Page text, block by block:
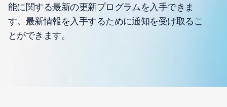
能に関する最新の更新プログラムを入手できま
す。最新情報を入手するために通知を受け取るこ
とができます。